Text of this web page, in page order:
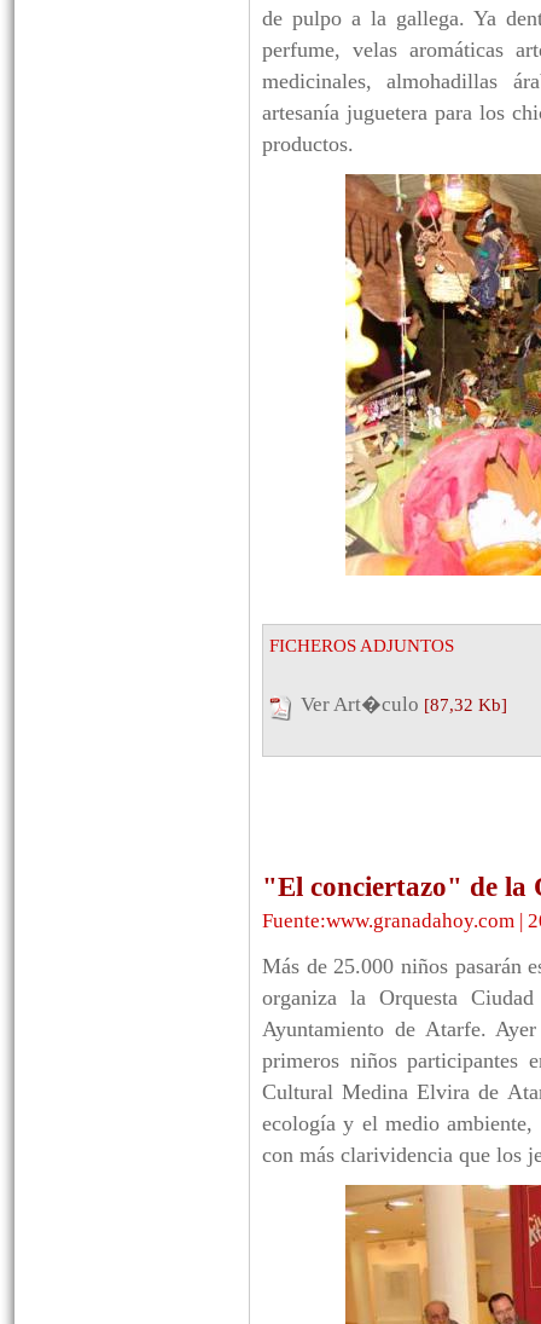
de pulpo a la gallega. Ya
perfume, velas aromáticas
medicinales, almohadillas
artesanía juguetera para los
productos.
FICHEROS ADJUNTOS
Ver Art�culo [87,32 Kb]
"El conciertazo" de la
Fuente:www.granadahoy.com |
Más de 25.000 niños pasarán
organiza la Orquesta
Ayuntamiento de Atarfe.
primeros niños participantes
Cultural Medina Elvira de
ecología y el medio
con más clarividencia que los